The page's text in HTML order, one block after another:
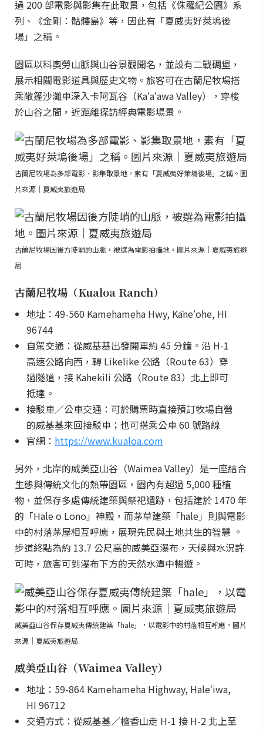
過 200 部電影與影集在此取景，包括《侏羅紀公園》系
列、《金剛：骷髏島》等，因此有「夏威夷好萊塢後
場」之稱。
園區以科奧勞山脈與山谷景觀聞名，並設有二戰碉堡，
展示相關電影道具與歷史文物。旅客可在古蘭尼牧場搭
乘敞篷沙灘車深入卡阿瓦谷（Kaʻaʻawa Valley），穿梭
於山谷之間，近距離探訪經典電影場景。
古蘭尼牧場為多部電影、影集取景地，素有「夏威夷好萊塢後場」之稱。圖
片來源｜夏威夷旅遊局
古蘭尼牧場因後方陡峭的山脈，被選為電影拍攝地。圖片來源｜夏威夷旅遊
局
古蘭尼牧場（Kualoa Ranch）
地址：49-560 Kamehameha Hwy, Kāneʻohe, HI
96744
自駕交通：從威基基出發開車約 45 分鐘。沿 H-1
高速公路向西，轉 Likelike 公路（Route 63）穿
過隧道，接 Kahekili 公路（Route 83）北上即可
抵達。
接駁車／公車交通：可於購票時直接預訂牧場自營
的威基基來回接駁車；也可搭乘公車 60 號路線
官網： https://www.kualoa.com
另外，北岸的威美亞山谷（Waimea Valley）是一座結合
生態與傳統文化的熱帶園區，園內有超過 5,000 種植
物，並保存多處傳統建築與祭祀遺跡，包括建於 1470 年
的「Hale o Lono」神殿，而茅草建築「hale」則與電影
中的村落茅屋相互呼應，展現先民與土地共生的智慧 。
步道終點為約 13.7 公尺高的威美亞瀑布，天候與水況許
可時，旅客可到瀑布下方的天然水潭中暢遊。
威美亞山谷保存夏威夷傳統建築「hale」，以電影中的村落相互呼應。圖片
來源｜夏威夷旅遊局
威美亞山谷（Waimea Valley）
地址：59-864 Kamehameha Highway, Haleʻiwa,
HI 96712
交通方式：從威基基／檀香山走 H-1 接 H-2 北上至